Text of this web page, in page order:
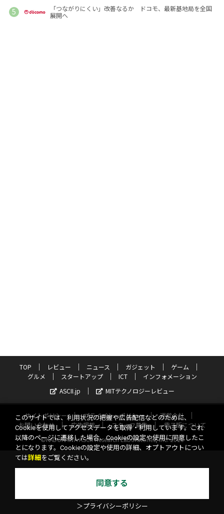
「つながりにくい」改善なるか ドコモ、最新基地局を全国
展開へ
TOP レビュー ニュース ガジェット
ゲーム
グルメ
スタートアップ ICT
インフォメーション
ASCII.jp
MITテクノロジーレビュー
サイトポリシー プライバシーポリシー
運営会社
お問い合わせ
広告掲載 スタッフ募集
電子版について
©KADOKAWA ASCII Research Laboratories, Inc. 2026
このサイトでは、利用状況の把握や広告配信などのために、
Cookieを使用してアクセスデータを取得・利用しています。これ
以降のページに遷移した場合、Cookieの設定や使用に同意したこ
とになります。Cookieの設定や使用の詳細、オプトアウトについ
ては詳細 をご覧ください。
同意する
＞プライバシーポリシー